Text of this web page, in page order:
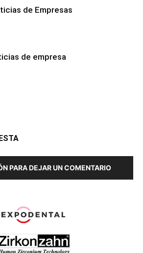
de Empresas
de empresa
PARA DEJAR UN COMENTARIO